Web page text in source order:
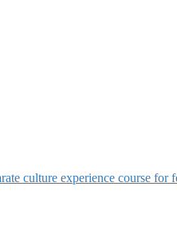
culture experience course for